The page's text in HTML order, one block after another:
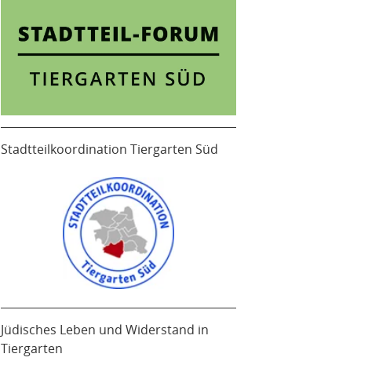
Stadtteilkoordination Tiergarten Süd
Jüdisches Leben und Widerstand in
Tiergarten